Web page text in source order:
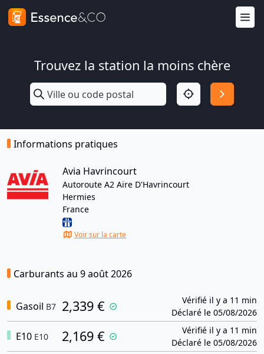
Trouvez la station la moins chère
Informations pratiques
Avia Havrincourt
Autoroute A2 Aire D'Havrincourt
Hermies
France
Voir sur la carte
Carburants au 9 août 2026
Gasoil B7 2,339 €
Vérifié il y a 11 min
Déclaré le 05/08/2026
E10 E10 2,169 €
Vérifié il y a 11 min
Déclaré le 05/08/2026